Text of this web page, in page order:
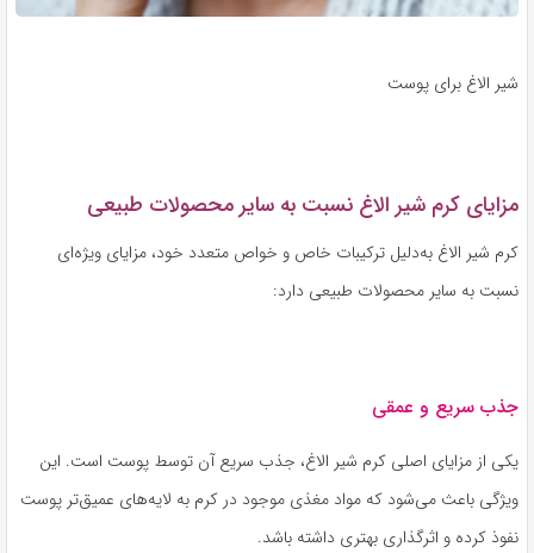
شیر الاغ برای پوست
مزایای کرم شیر الاغ نسبت به سایر محصولات طبیعی
کرم شیر الاغ به‌دلیل ترکیبات خاص و خواص متعدد خود، مزایای ویژه‌ای
نسبت به سایر محصولات طبیعی دارد:
جذب سریع و عمقی
یکی از مزایای اصلی کرم شیر الاغ، جذب سریع آن توسط پوست است. این
ویژگی باعث می‌شود که مواد مغذی موجود در کرم به لایه‌های عمیق‌تر پوست
نفوذ کرده و اثرگذاری بهتری داشته باشد.